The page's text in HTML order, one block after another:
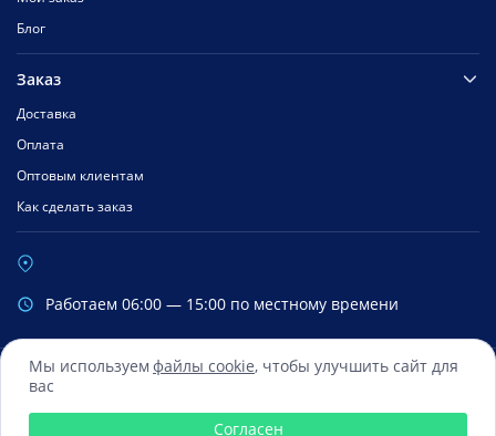
Мы используем файлы cookie, чтобы улучшить сайт для
вас
Согласен
Блог
Заказ
Доставка
Оплата
Оптовым клиентам
Как сделать заказ
Работаем 06:00 — 15:00 по местному времени
Сбербанк
© 2016 — 2026 Все права зарегистрированы ООО «ФиксМобайл»